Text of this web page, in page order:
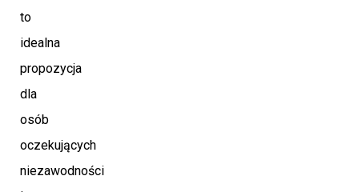
to
idealna
propozycja
dla
osób
oczekujących
niezawodności